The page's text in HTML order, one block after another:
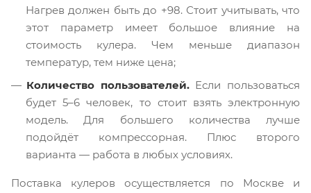
Нагрев должен быть до +98. Стоит учитывать, что
этот параметр имеет большое влияние на
стоимость кулера. Чем меньше диапазон
температур, тем ниже цена;
Количество пользователей.Если пользоваться
будет 5–6 человек, то стоит взять электронную
модель. Для большего количества лучше
подойдёт компрессорная. Плюс второго
варианта — работа в любых условиях.
Поставка кулеров осуществляется по Москве и